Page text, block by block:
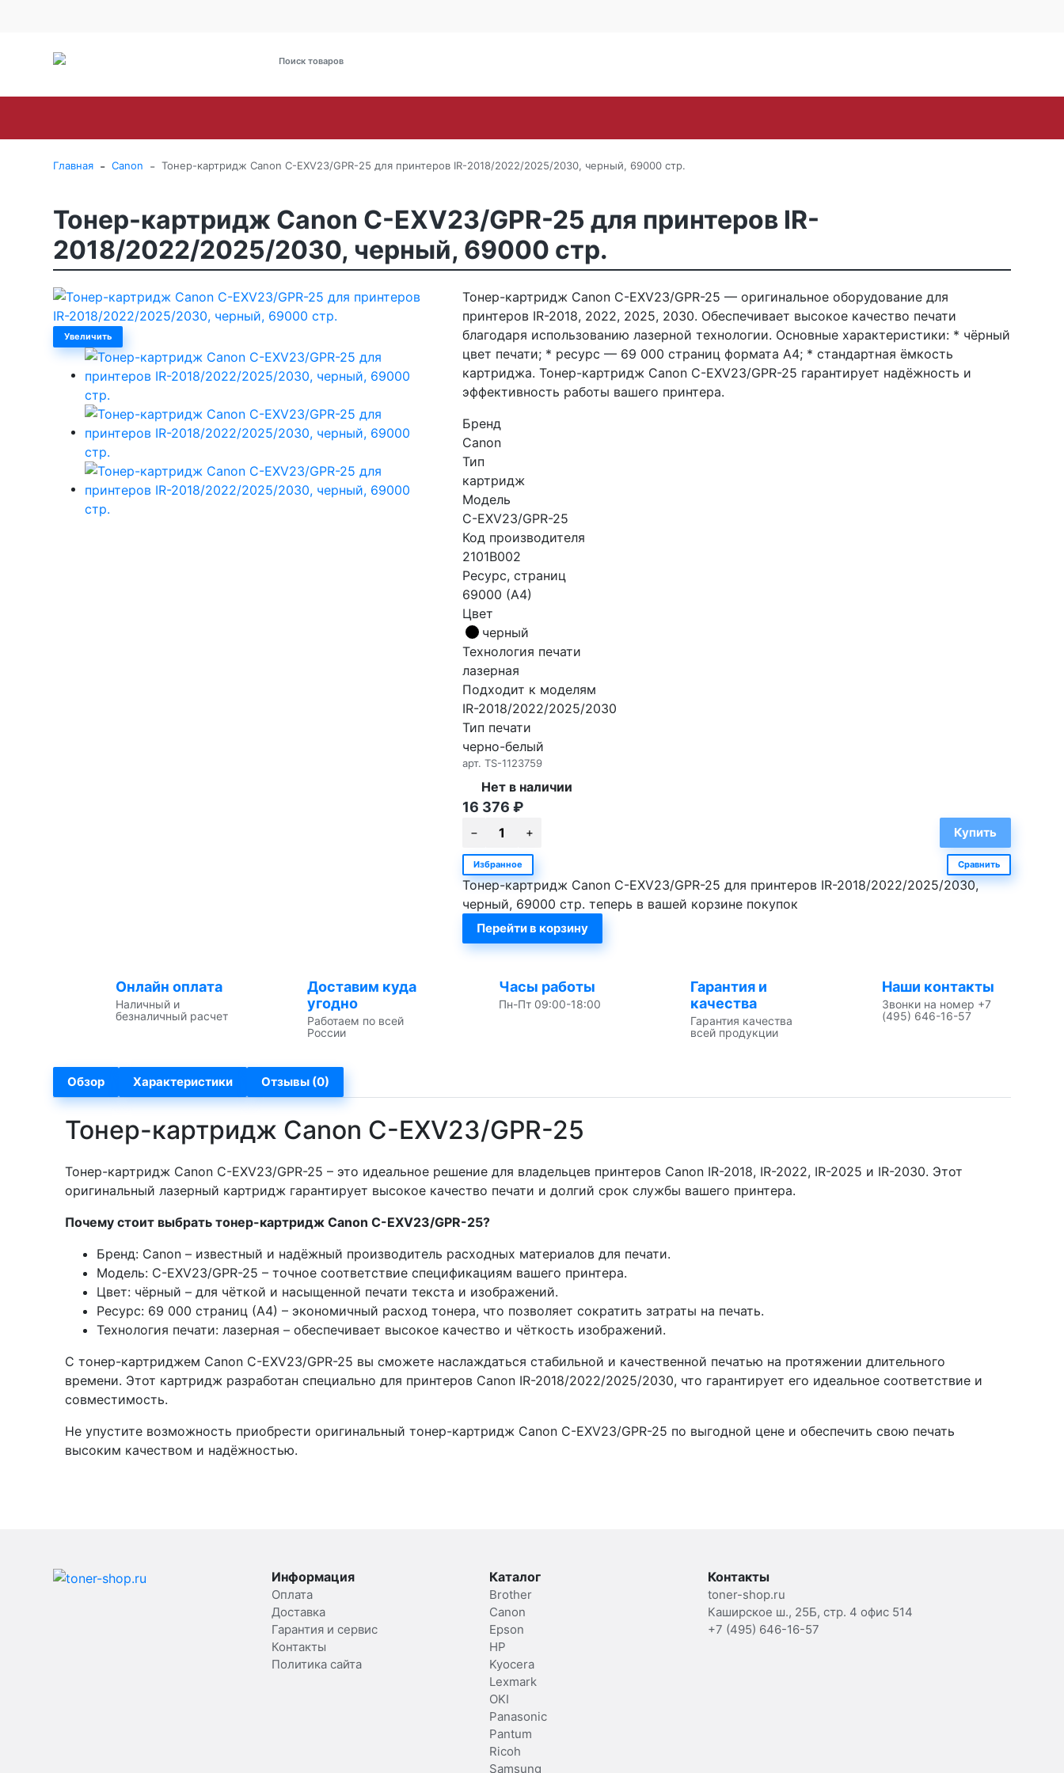
Главная - Canon - Тонер-картридж Canon C-EXV23/GPR-25 для принтеров IR-2018/2022/2025/2030, черный, 69000 стр.
Тонер-картридж Canon C-EXV23/GPR-25 для принтеров IR-
2018/2022/2025/2030, черный, 69000 стр.
Увеличить
Тонер-картридж Canon C-EXV23/GPR-25 — оригинальное оборудование для
принтеров IR-2018, 2022, 2025, 2030. Обеспечивает высокое качество печати
благодаря использованию лазерной технологии. Основные характеристики: * чёрный
цвет печати; * ресурс — 69 000 страниц формата А4; * стандартная ёмкость
картриджа. Тонер-картридж Canon C-EXV23/GPR-25 гарантирует надёжность и
эффективность работы вашего принтера.
Бренд
Canon
Тип
картридж
Модель
C-EXV23/GPR-25
Код производителя
2101B002
Ресурс, страниц
69000 (А4)
Цвет
черный
Технология печати
лазерная
Подходит к моделям
IR-2018/2022/2025/2030
Тип печати
черно-белый
арт. TS-1123759
Нет в наличии
16 376 ₽
Избранное Сравнить
Тонер-картридж Canon C-EXV23/GPR-25 для принтеров IR-2018/2022/2025/2030,
черный, 69000 стр. теперь в вашей корзине покупок
Перейти в корзину
Онлайн оплата
Наличный и
безналичный расчет
Доставим куда
угодно
Работаем по всей
России
Часы работы
Пн-Пт 09:00-18:00
Гарантия и
качества
Гарантия качества
всей продукции
Наши контакты
Звонки на номер +7
(495) 646-16-57
Обзор Характеристики Отзывы (0)
Тонер-картридж Canon C-EXV23/GPR-25
Тонер-картридж Canon C-EXV23/GPR-25 – это идеальное решение для владельцев принтеров Canon IR-2018, IR-2022, IR-2025 и IR-2030. Этот
оригинальный лазерный картридж гарантирует высокое качество печати и долгий срок службы вашего принтера.
Почему стоит выбрать тонер-картридж Canon C-EXV23/GPR-25?
Бренд: Canon – известный и надёжный производитель расходных материалов для печати.
Модель: C-EXV23/GPR-25 – точное соответствие спецификациям вашего принтера.
Цвет: чёрный – для чёткой и насыщенной печати текста и изображений.
Ресурс: 69 000 страниц (А4) – экономичный расход тонера, что позволяет сократить затраты на печать.
Технология печати: лазерная – обеспечивает высокое качество и чёткость изображений.
С тонер-картриджем Canon C-EXV23/GPR-25 вы сможете наслаждаться стабильной и качественной печатью на протяжении длительного
времени. Этот картридж разработан специально для принтеров Canon IR-2018/2022/2025/2030, что гарантирует его идеальное соответствие и
совместимость.
Не упустите возможность приобрести оригинальный тонер-картридж Canon C-EXV23/GPR-25 по выгодной цене и обеспечить свою печать
высоким качеством и надёжностью.
Информация
Оплата
Доставка
Гарантия и сервис
Контакты
Политика сайта
Каталог
Brother
Canon
Epson
HP
Kyocera
Lexmark
OKI
Panasonic
Pantum
Ricoh
Samsung
Контакты
toner-shop.ru
Каширское ш., 25Б, стр. 4 офис 514
+7 (495) 646-16-57